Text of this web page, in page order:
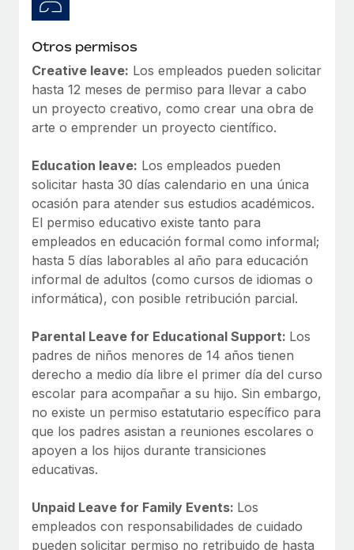
Otros permisos
Creative leave: Los empleados pueden solicitar
hasta 12 meses de permiso para llevar a cabo
un proyecto creativo, como crear una obra de
arte o emprender un proyecto científico.
Education leave: Los empleados pueden
solicitar hasta 30 días calendario en una única
ocasión para atender sus estudios académicos.
El permiso educativo existe tanto para
empleados en educación formal como informal;
hasta 5 días laborables al año para educación
informal de adultos (como cursos de idiomas o
informática), con posible retribución parcial.
Parental Leave for Educational Support: Los
padres de niños menores de 14 años tienen
derecho a medio día libre el primer día del curso
escolar para acompañar a su hijo. Sin embargo,
no existe un permiso estatutario específico para
que los padres asistan a reuniones escolares o
apoyen a los hijos durante transiciones
educativas.
Unpaid Leave for Family Events: Los
empleados con responsabilidades de cuidado
pueden solicitar permiso no retribuido de hasta